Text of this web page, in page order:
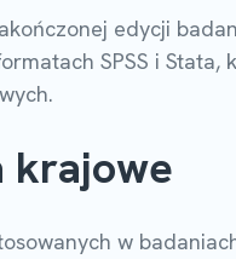
edycji
SPSS i
krajowe
w